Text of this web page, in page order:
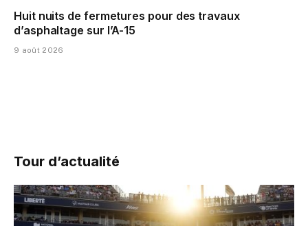
Huit nuits de fermetures pour des travaux
d’asphaltage sur l’A-15
9 août 2026
Tour d’actualité